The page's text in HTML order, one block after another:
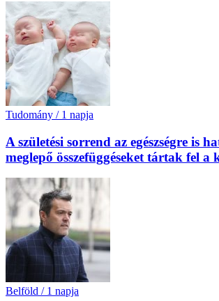
Tudomány / 1 napja
A születési sorrend az egészségre is
meglepő összefüggéseket tártak fel a
Belföld / 1 napja